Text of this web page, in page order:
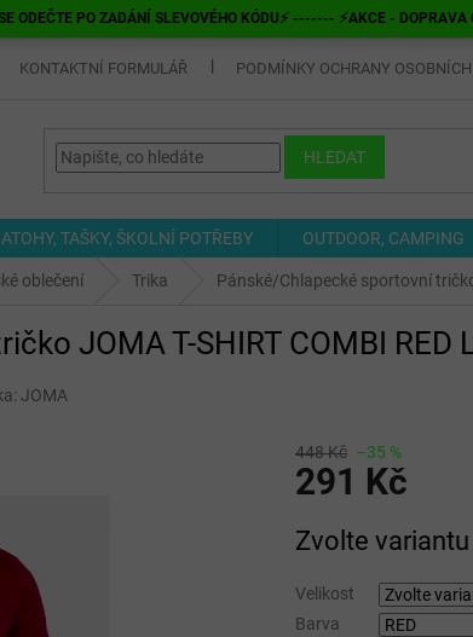
ODEČTE PO ZADÁNÍ SLEVOVÉHO KÓDU⚡ ------- ⚡AKCE -
KONTAKTNÍ FORMULÁŘ PODMÍNKY OCHRANY
HLEDAT
TAŠKY, ŠKOLNÍ POTŘEBY OUTDOOR, CAMPING
oblečení Trika Pánské/Chlapecké sportovní
JOMA T-SHIRT COMBI RED
JOMA
448 Kč –35 %
291 Kč
cena:
Zvolte variantu
Velikost
Barva